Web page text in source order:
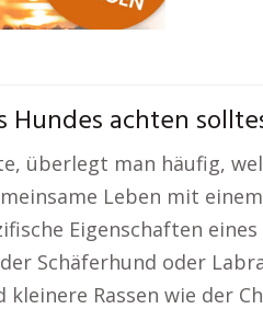
achten
überlegt man häufig,
Leben mit
Eigenschaften
Schäferhund oder
Rassen wie der